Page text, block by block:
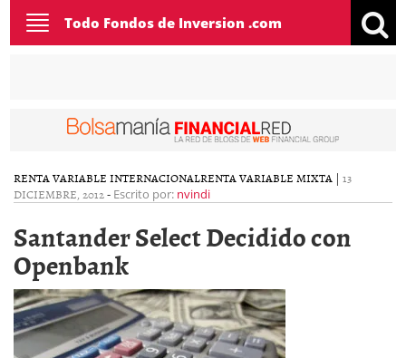
Toggle
navigation
Todo Fondos de Inversion .com
RENTA VARIABLE INTERNACIONALRENTA VARIABLE MIXTA | 13
DICIEMBRE, 2012- Escrito por: nvindi
Santander Select Decidido con
Openbank